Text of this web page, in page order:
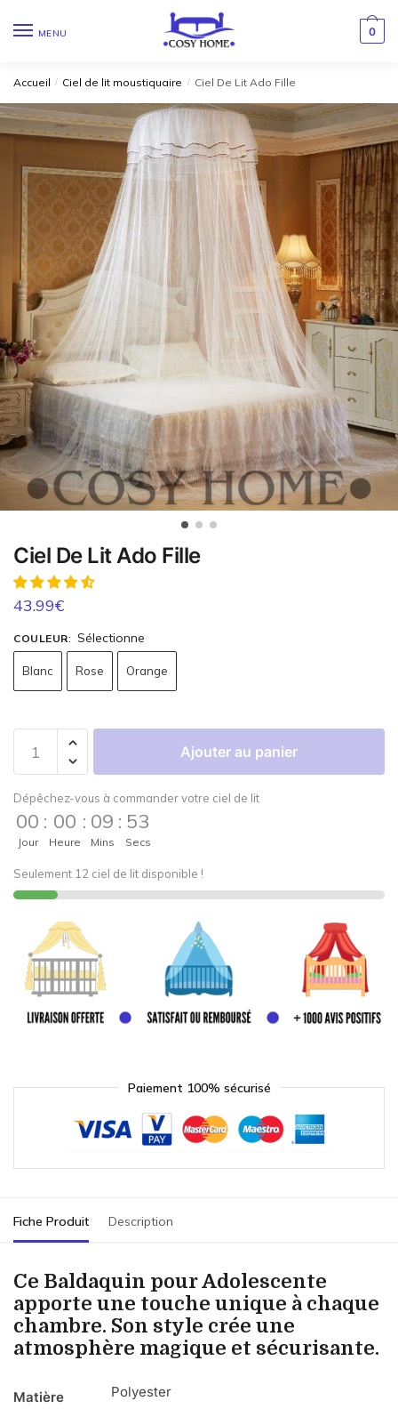
MENU 0
Accueil / Ciel de lit moustiquaire / Ciel De Lit Ado Fille
Ciel De Lit Ado Fille
43.99€
COULEUR: Sélectionne
Blanc Rose Orange
Ajouter au panier
Dépêchez-vous à commander votre ciel de lit
00
Jour
: 00
Heure
: 09
Mins
: 53
Secs
Seulement 12 ciel de lit disponible !
Paiement 100% sécurisé
Fiche Produit Description
Ce Baldaquin pour Adolescente
apporte une touche unique à chaque
chambre. Son style crée une
atmosphère magique et sécurisante.
Matière Polyester